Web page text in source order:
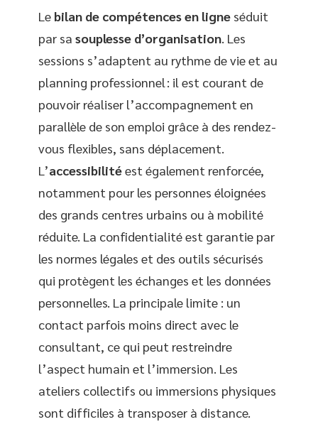
Le bilan de compétences en ligne séduit
par sa souplesse d’organisation . Les
sessions s’adaptent au rythme de vie et au
planning professionnel : il est courant de
pouvoir réaliser l’accompagnement en
parallèle de son emploi grâce à des rendez-
vous flexibles, sans déplacement.
L’accessibilitéest également renforcée,
notamment pour les personnes éloignées
des grands centres urbains ou à mobilité
réduite. La confidentialité est garantie par
les normes légales et des outils sécurisés
qui protègent les échanges et les données
personnelles. La principale limite : un
contact parfois moins direct avec le
consultant, ce qui peut restreindre
l’aspect humain et l’immersion. Les
ateliers collectifs ou immersions physiques
sont difficiles à transposer à distance.